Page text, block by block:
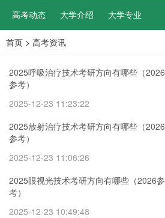
高考动态 大学介绍 大学专业
首页 > 高考资讯
2025呼吸治疗技术考研方向有哪些（2026
参考）
2025-12-23 11:23:22
2025放射治疗技术考研方向有哪些（2026
参考）
2025-12-23 11:06:26
2025眼视光技术考研方向有哪些（2026参
考）
2025-12-23 10:49:48